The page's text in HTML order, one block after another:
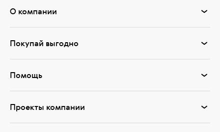
О компании
Покупай выгодно
Помощь
Проекты компании